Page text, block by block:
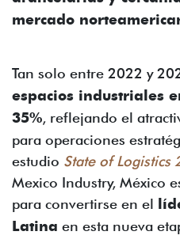
mercado
Tan solo entre 2022 y
espacios industriales
35%, reflejando el
para operaciones
estudio State of Logistics
Mexico Industry, México
para convertirse en el
Latina en esta nueva